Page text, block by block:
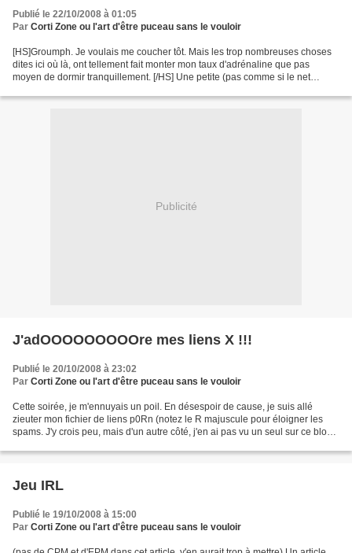
Publié le 22/10/2008 à 01:05
Par Corti Zone ou l'art d'être puceau sans le vouloir
[HS]Groumph. Je voulais me coucher tôt. Mais les trop nombreuses choses
dites ici où là, ont tellement fait monter mon taux d'adrénaline que pas
moyen de dormir tranquillement. [/HS] Une petite (pas comme si le net
Publicité
J'adOOOOOOOOOre mes liens X !!!
Publié le 20/10/2008 à 23:02
Par Corti Zone ou l'art d'être puceau sans le vouloir
Cette soirée, je m'ennuyais un poil. En désespoir de cause, je suis allé
zieuter mon fichier de liens p0Rn (notez le R majuscule pour éloigner les
spams. J'y crois peu, mais d'un autre côté, j'en ai pas vu un seul sur ce blog
Jeu IRL
Publié le 19/10/2008 à 15:00
Par Corti Zone ou l'art d'être puceau sans le vouloir